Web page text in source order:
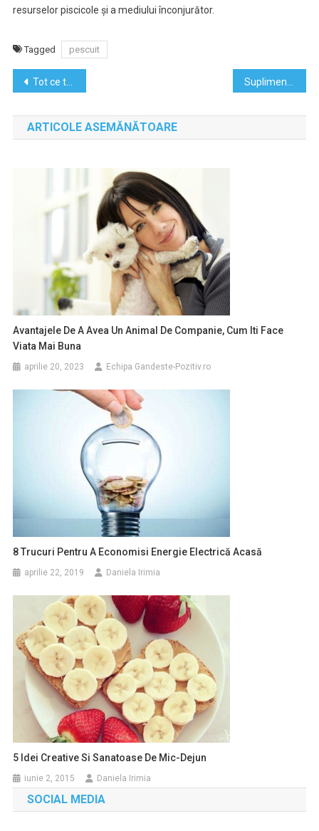
resurselor piscicole și a mediului înconjurător.
Tagged pescuit
Navigare
în
articole
Tot ce trebuie să știi despre lacunarismul cerebral Suplimentele alimentare – pro si contra folosirii lor
ARTICOLE ASEMĂNĂTOARE
Avantajele De A Avea Un Animal De Companie, Cum Iti Face
Viata Mai Buna
aprilie 20, 2023 Echipa Gandeste-Pozitiv.ro
8 Trucuri Pentru A Economisi Energie Electrică Acasă
aprilie 22, 2019 Daniela Irimia
5 Idei Creative Si Sanatoase De Mic-Dejun
iunie 2, 2015 Daniela Irimia
SOCIAL MEDIA